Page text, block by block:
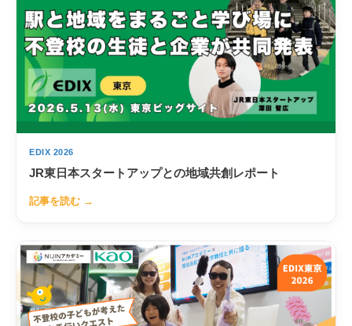
EDIX 2026
JR東日本スタートアップとの地域共創レポート
記事を読む →